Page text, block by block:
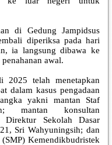
di Gedung Jampidsus
diperiksa pada hari
ia langsung dibawa ke
awal.
2025 telah menetapkan
dalam kasus pengadaan
yakni mantan Staf
mantan konsultan
Direktur Sekolah Dasar
Sri Wahyuningsih; dan
Kemendikbudristek